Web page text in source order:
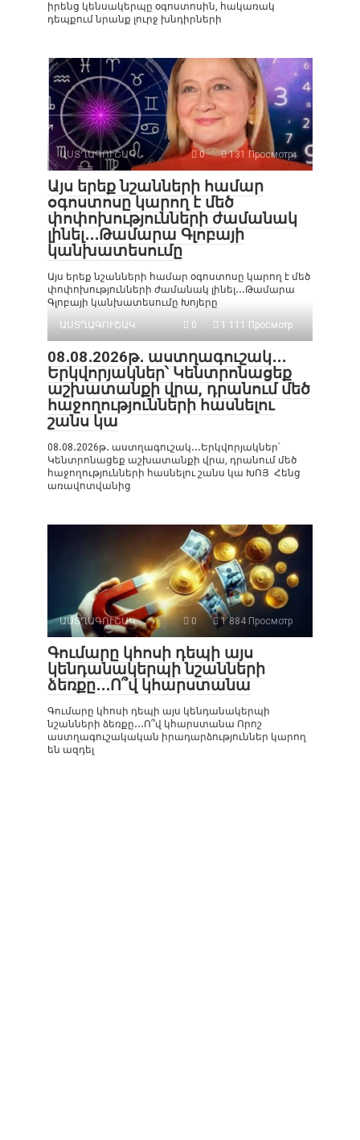
իրենց կենսակերպը օգոստոսին, հակառակ
դեպքում նրանք լուրջ խնդիրների
ԱՍՏՂԱԳՈՒՇԱԿ 0 131 Просмотр
Այս երեք նշանների համար
օգոստոսը կարող է մեծ
փոփոխությունների ժամանակ
լինել․․․Թամարա Գլոբայի
կանխատեսումը
Այս երեք նշանների համար օգոստոսը կարող է մեծ
փոփոխությունների ժամանակ լինել․․․Թամարա
Գլոբայի կանխատեսումը Խոյերը
ԱՍՏՂԱԳՈՒՇԱԿ
0 1 111 Просмотр
08․08․2026թ․ աստղագուշակ․․․
Երկվորյակներ՝ Կենտրոնացեք
աշխատանքի վրա, դրանում մեծ
հաջողությունների հասնելու
շանս կա
08․08․2026թ․ աստղագուշակ․․․Երկվորյակներ՝
Կենտրոնացեք աշխատանքի վրա, դրանում մեծ
հաջողությունների հասնելու շանս կա ԽՈՅ Հենց
առավոտվանից
ԱՍՏՂԱԳՈՒՇԱԿ 0 1 884 Просмотр
Գումարը կհոսի դեպի այս
կենդանակերպի նշանների
ձեռքը․․․Ո՞վ կհարստանա
Գումարը կհոսի դեպի այս կենդանակերպի
նշանների ձեռքը․․․Ո՞վ կհարստանա Որոշ
աստղագուշակական իրադարձություններ կարող
են ազդել